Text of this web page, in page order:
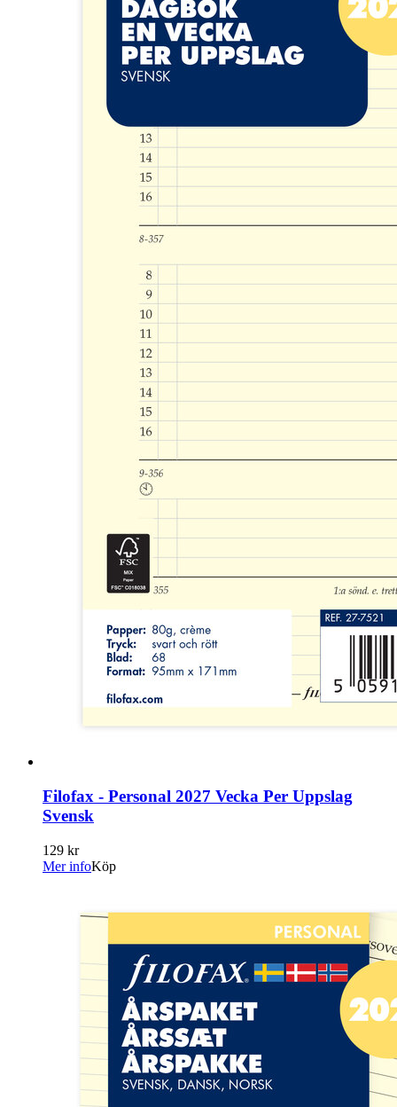
Filofax - Personal 2027 Vecka Per Uppslag
Svensk
129 kr
Mer infoKöp